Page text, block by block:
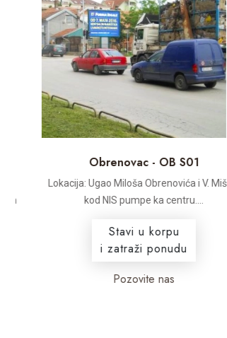
Obrenovac - OB S01
Lokacija: Ugao Miloša Obrenovića i V. Mišića
kod NIS pumpe ka centru....
Stavi u korpu
i zatraži ponudu
Pozovite nas